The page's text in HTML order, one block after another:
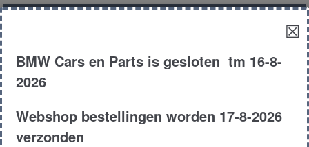
Model :
Carroserie : Sedan
☒
BMW Cars en Parts is gesloten tm 16-8-
2026
Webshop bestellingen worden 17-8-2026
verzonden